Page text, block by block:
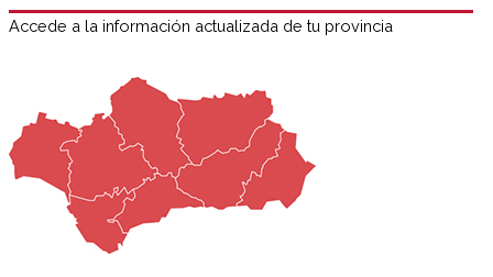
Accede a la información actualizada de tu provincia